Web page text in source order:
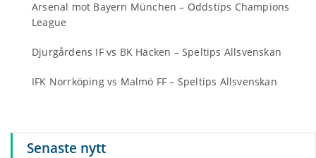
Arsenal mot Bayern München – Oddstips Champions
League
Djurgårdens IF vs BK Häcken – Speltips Allsvenskan
IFK Norrköping vs Malmö FF – Speltips Allsvenskan
Senaste nytt